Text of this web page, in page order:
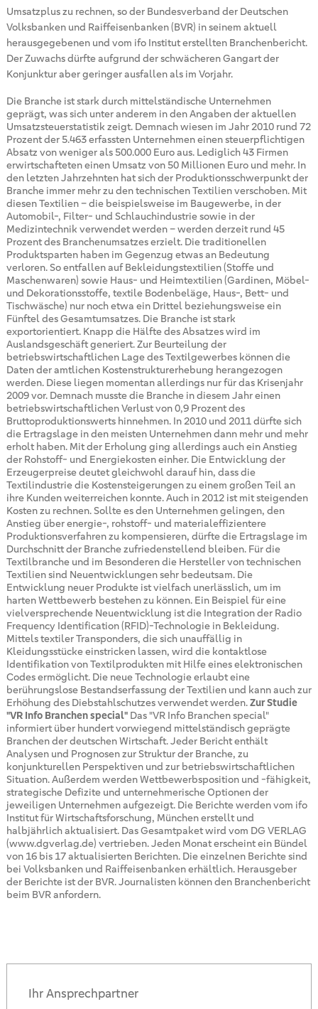
Umsatzplus zu rechnen, so der Bundesverband der Deutschen
Volksbanken und Raiffeisenbanken (BVR) in seinem aktuell
herausgegebenen und vom ifo Institut erstellten Branchenbericht.
Der Zuwachs dürfte aufgrund der schwächeren Gangart der
Konjunktur aber geringer ausfallen als im Vorjahr.
Die Branche ist stark durch mittelständische Unternehmen
geprägt, was sich unter anderem in den Angaben der aktuellen
Umsatzsteuerstatistik zeigt. Demnach wiesen im Jahr 2010 rund 72
Prozent der 5.463 erfassten Unternehmen einen steuerpflichtigen
Absatz von weniger als 500.000 Euro aus. Lediglich 43 Firmen
erwirtschafteten einen Umsatz von 50 Millionen Euro und mehr. In
den letzten Jahrzehnten hat sich der Produktionsschwerpunkt der
Branche immer mehr zu den technischen Textilien verschoben. Mit
diesen Textilien – die beispielsweise im Baugewerbe, in der
Automobil-, Filter- und Schlauchindustrie sowie in der
Medizintechnik verwendet werden – werden derzeit rund 45
Prozent des Branchenumsatzes erzielt. Die traditionellen
Produktsparten haben im Gegenzug etwas an Bedeutung
verloren. So entfallen auf Bekleidungstextilien (Stoffe und
Maschenwaren) sowie Haus- und Heimtextilien (Gardinen, Möbel-
und Dekorationsstoffe, textile Bodenbeläge, Haus-, Bett- und
Tischwäsche) nur noch etwa ein Drittel beziehungsweise ein
Fünftel des Gesamtumsatzes. Die Branche ist stark
exportorientiert. Knapp die Hälfte des Absatzes wird im
Auslandsgeschäft generiert. Zur Beurteilung der
betriebswirtschaftlichen Lage des Textilgewerbes können die
Daten der amtlichen Kostenstrukturerhebung herangezogen
werden. Diese liegen momentan allerdings nur für das Krisenjahr
2009 vor. Demnach musste die Branche in diesem Jahr einen
betriebswirtschaftlichen Verlust von 0,9 Prozent des
Bruttoproduktionswerts hinnehmen. In 2010 und 2011 dürfte sich
die Ertragslage in den meisten Unternehmen dann mehr und mehr
erholt haben. Mit der Erholung ging allerdings auch ein Anstieg
der Rohstoff- und Energiekosten einher. Die Entwicklung der
Erzeugerpreise deutet gleichwohl darauf hin, dass die
Textilindustrie die Kostensteigerungen zu einem großen Teil an
ihre Kunden weiterreichen konnte. Auch in 2012 ist mit steigenden
Kosten zu rechnen. Sollte es den Unternehmen gelingen, den
Anstieg über energie-, rohstoff- und materialeffizientere
Produktionsverfahren zu kompensieren, dürfte die Ertragslage im
Durchschnitt der Branche zufriedenstellend bleiben. Für die
Textilbranche und im Besonderen die Hersteller von technischen
Textilien sind Neuentwicklungen sehr bedeutsam. Die
Entwicklung neuer Produkte ist vielfach unerlässlich, um im
harten Wettbewerb bestehen zu können. Ein Beispiel für eine
vielversprechende Neuentwicklung ist die Integration der Radio
Frequency Identification (RFID)-Technologie in Bekleidung.
Mittels textiler Transponders, die sich unauffällig in
Kleidungsstücke einstricken lassen, wird die kontaktlose
Identifikation von Textilprodukten mit Hilfe eines elektronischen
Codes ermöglicht. Die neue Technologie erlaubt eine
berührungslose Bestandserfassung der Textilien und kann auch zur
Erhöhung des Diebstahlschutzes verwendet werden.Zur Studie
"VR Info Branchen special"Das "VR Info Branchen special"
informiert über hundert vorwiegend mittelständisch geprägte
Branchen der deutschen Wirtschaft. Jeder Bericht enthält
Analysen und Prognosen zur Struktur der Branche, zu
konjunkturellen Perspektiven und zur betriebswirtschaftlichen
Situation. Außerdem werden Wettbewerbsposition und -fähigkeit,
strategische Defizite und unternehmerische Optionen der
jeweiligen Unternehmen aufgezeigt. Die Berichte werden vom ifo
Institut für Wirtschaftsforschung, München erstellt und
halbjährlich aktualisiert. Das Gesamtpaket wird vom DG VERLAG
(www.dgverlag.de) vertrieben. Jeden Monat erscheint ein Bündel
von 16 bis 17 aktualisierten Berichten. Die einzelnen Berichte sind
bei Volksbanken und Raiffeisenbanken erhältlich. Herausgeber
der Berichte ist der BVR. Journalisten können den Branchenbericht
beim BVR anfordern.
Ihr Ansprechpartner